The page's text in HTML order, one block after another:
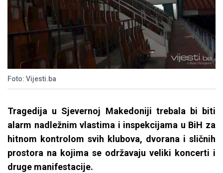
Foto: Vijesti.ba
Tragedija u Sjevernoj Makedoniji trebala bi biti
alarm nadležnim vlastima i inspekcijama u BiH za
hitnom kontrolom svih klubova, dvorana i sličnih
prostora na kojima se održavaju veliki koncerti i
druge manifestacije.